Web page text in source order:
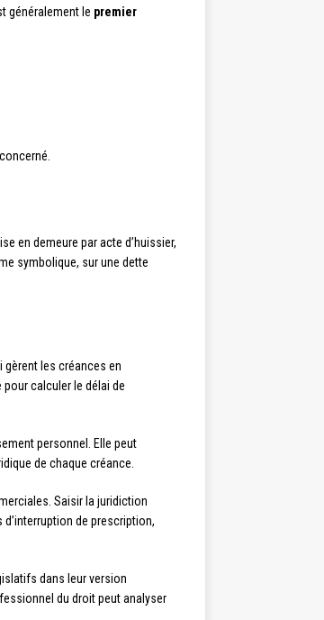
généralement le premier
en demeure par acte d’huissier,
symbolique, sur une dette
les créances en
calculer le délai de
personnel. Elle peut
de chaque créance.
Saisir la juridiction
de prescription,
dans leur version
du droit peut analyser